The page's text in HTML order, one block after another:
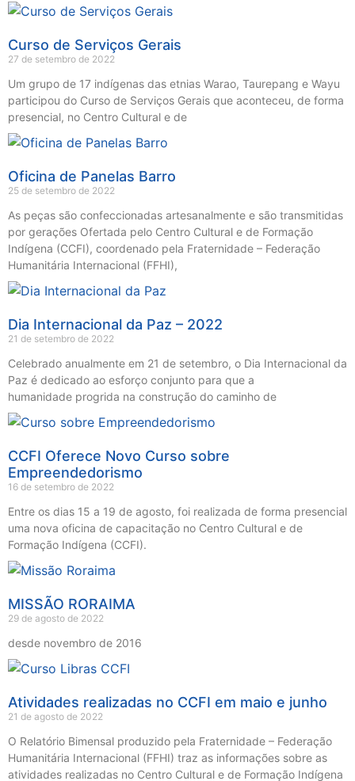
Curso de Serviços Gerais
27 de setembro de 2022
Um grupo de 17 indígenas das etnias Warao, Taurepang e Wayu
participou do Curso de Serviços Gerais que aconteceu, de forma
presencial, no Centro Cultural e de
Oficina de Panelas Barro
25 de setembro de 2022
As peças são confeccionadas artesanalmente e são transmitidas
por gerações Ofertada pelo Centro Cultural e de Formação
Indígena (CCFI), coordenado pela Fraternidade – Federação
Humanitária Internacional (FFHI),
Dia Internacional da Paz – 2022
21 de setembro de 2022
Celebrado anualmente em 21 de setembro, o Dia Internacional da
Paz é dedicado ao esforço conjunto para que a
humanidade progrida na construção do caminho de
CCFI Oferece Novo Curso sobre
Empreendedorismo
16 de setembro de 2022
Entre os dias 15 a 19 de agosto, foi realizada de forma presencial
uma nova oficina de capacitação no Centro Cultural e de
Formação Indígena (CCFI).
MISSÃO RORAIMA
29 de agosto de 2022
desde novembro de 2016
Atividades realizadas no CCFI em maio e junho
21 de agosto de 2022
O Relatório Bimensal produzido pela Fraternidade – Federação
Humanitária Internacional (FFHI) traz as informações sobre as
atividades realizadas no Centro Cultural e de Formação Indígena